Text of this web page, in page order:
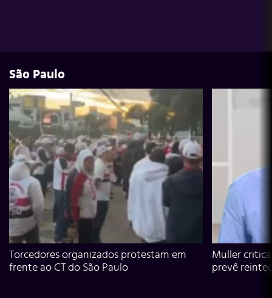
São Paulo
Torcedores organizados protestam em
frente ao CT do São Paulo
Muller
prevê